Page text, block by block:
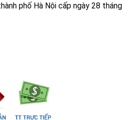
phố Hà Nội cấp ngày 28 tháng